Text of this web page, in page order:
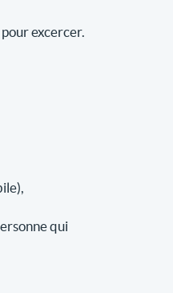
excercer.
qui